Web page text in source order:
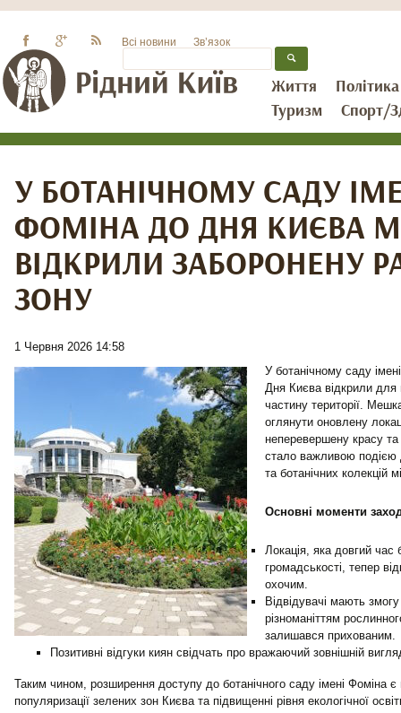
Життя
Політика
Туризм
Спорт/
Всі новини Зв’язок
У БОТАНІЧНОМУ САДУ
ФОМІНА ДО ДНЯ КИЄВА
ВІДКРИЛИ ЗАБОРОНЕНУ
ЗОНУ
1 Червня 2026 14:58
У ботанічному саду
Дня Києва відкрили для
частину території.
оглянути оновлену
неперевершену красу та
стало важливою подією
та ботанічних колекцій
Основні моменти
Локація, яка довгий
громадськості, тепер
охочим.
Відвідувачі мають
різноманіттям
залишався прихованим.
Позитивні відгуки киян свідчать про вражаючий зовнішній
Таким чином, розширення доступу до ботанічного саду імені Фоміна
популяризації зелених зон Києва та підвищенні рівня екологічної